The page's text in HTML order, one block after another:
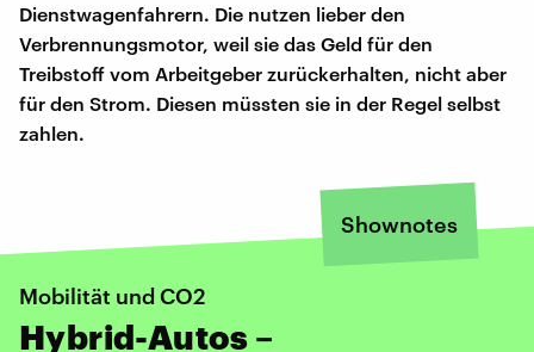
Dienstwagenfahrern. Die nutzen lieber den
Verbrennungsmotor, weil sie das Geld für den
Treibstoff vom Arbeitgeber zurückerhalten, nicht aber
für den Strom. Diesen müssten sie in der Regel selbst
zahlen.
Shownotes
Mobilität und CO2
Hybrid-Autos –